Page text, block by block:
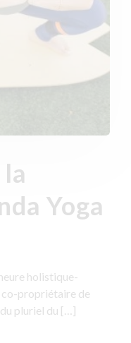
Yoga
holistique-
propriétaire de
pluriel du […]